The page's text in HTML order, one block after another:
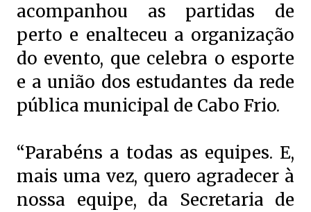
acompanhou as partidas de
perto e enalteceu a organização
do evento, que celebra o esporte
e a união dos estudantes da rede
pública municipal de Cabo Frio.
“Parabéns a todas as equipes. E,
mais uma vez, quero agradecer à
nossa equipe, da Secretaria de